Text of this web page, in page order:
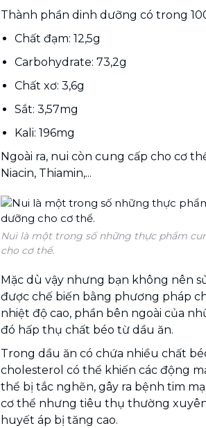
Thành phần dinh dưỡng có trong
Chất đạm: 12,5g
Carbohydrate: 73,2g
Chất xơ: 3,6g
Sắt: 3,57mg
Kali: 196mg
Ngoài ra, nui còn cung cấp cho cơ
Niacin, Thiamin,...
Nui là một trong số những thực phẩm
cho cơ thể.
Mặc dù vậy nhưng bạn không nên
được chế biến bằng phương pháp
nhiệt độ cao, phần bên ngoài của
đó hấp thụ chất béo từ dầu ăn.
Trong dầu ăn có chứa nhiều chất
cholesterol có thể khiến các động
thể bị tắc nghẽn, gây ra bệnh tim
cơ thể nhưng tiêu thụ thường
huyết áp bị tăng cao.